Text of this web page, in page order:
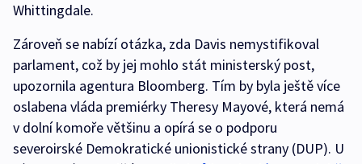
Whittingdale.
Zároveň se nabízí otázka, zda Davis nemystifikoval
parlament, což by jej mohlo stát ministerský post,
upozornila agentura Bloomberg. Tím by byla ještě více
oslabena vláda premiérky Theresy Mayové, která nemá
v dolní komoře většinu a opírá se o podporu
severoirské Demokratické unionistické strany (DUP). U